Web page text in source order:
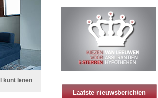
kunt lenen
Laatste nieuwsberichten